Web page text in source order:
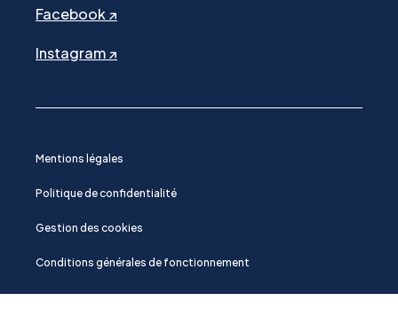
Facebook ↗
Instagram ↗
Mentions légales
Politique de confidentialité
Gestion des cookies
Conditions générales de fonctionnement